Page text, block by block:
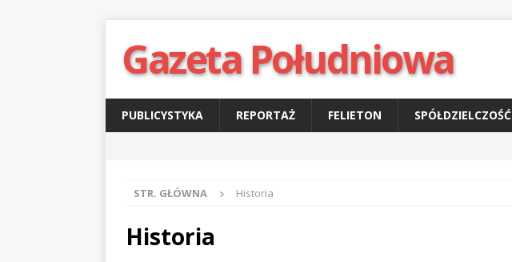
Gazeta Południowa
PUBLICYSTYKA REPORTAŻ FELIETON SPÓŁDZIELCZOŚĆ
STR. GŁÓWNA Historia
Historia